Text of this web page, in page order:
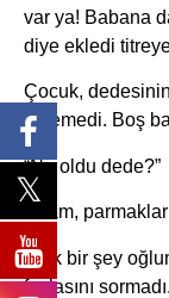
var ya! Babana
diye ekledi
Çocuk,
veremedi. Boş
“Ne oldu dede?”
Adam,
“Yok bir şey
fazlasını